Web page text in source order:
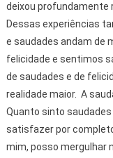
deixou profundamente
Dessas experiências
e saudades andam de
felicidade e sentimos
de saudades e de
realidade maior. A
Quanto sinto
satisfazer por
mim, posso mergulhar